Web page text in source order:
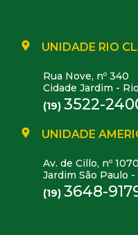
UNIDADE RIO
Rua Nove, nº 340
Cidade Jardim -
(19) 3522-
UNIDADE
Av. de Cillo, nº 1070
Jardim São Paulo
(19) 3648-